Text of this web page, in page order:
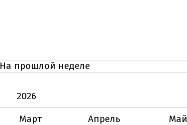
На прошлой неделе
2026
Март Апрель Май